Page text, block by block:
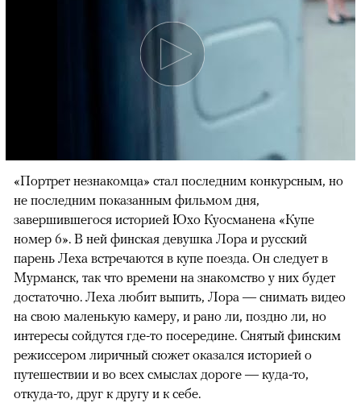
«Портрет незнакомца» стал последним конкурсным, но
не последним показанным фильмом дня,
завершившегося историей Юхо Куосманена «Купе
номер 6». В ней финская девушка Лора и русский
парень Леха встречаются в купе поезда. Он следует в
Мурманск, так что времени на знакомство у них будет
достаточно. Леха любит выпить, Лора — снимать видео
на свою маленькую камеру, и рано ли, поздно ли, но
интересы сойдутся где-то посередине. Снятый финским
режиссером лиричный сюжет оказался историей о
путешествии и во всех смыслах дороге — куда-то,
откуда-то, друг к другу и к себе.